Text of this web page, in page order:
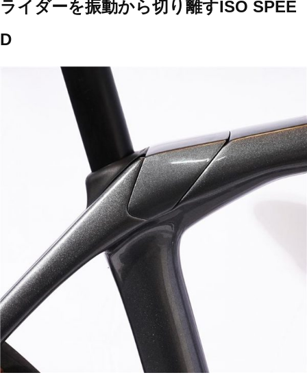
ライダーを振動から切り離すISO SPEE
D